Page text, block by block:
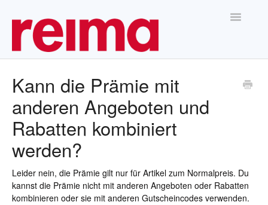
Toggle
Kann die Prämie mit
anderen Angeboten und
Rabatten kombiniert
werden?
Leider nein, die Prämie gilt nur für Artikel zum Normalpreis. Du
kannst die Prämie nicht mit anderen Angeboten oder Rabatten
kombinieren oder sie mit anderen Gutscheincodes verwenden.